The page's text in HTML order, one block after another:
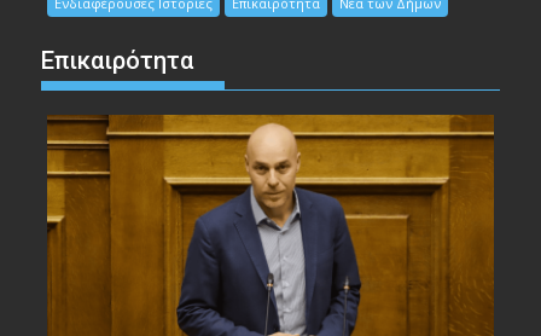
Επικαιρότητα